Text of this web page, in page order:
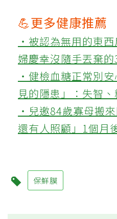
💪更多健康推薦
‧被認為無用的東
婦慶幸沒隨手丟棄
‧健檢血糖正常別
見的隱患」：失智
‧兒邀84歲寡母搬
還有人照顧」1個月
保鮮膜